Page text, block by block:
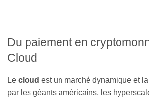
Du paiement en
Cloud
Le cloud est un marché dynamique et
par les géants américains, les